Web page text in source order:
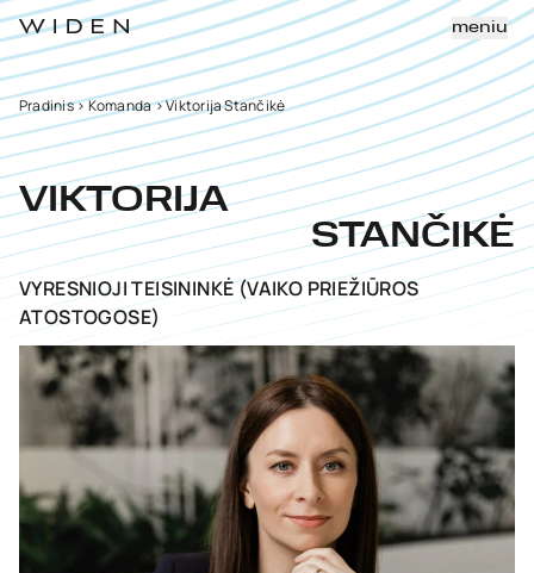
meniu
Pradinis>Komanda>Viktorija Stančikė
VIKTORIJA
STANČIKĖ
VYRESNIOJI TEISININKĖ (VAIKO PRIEŽIŪROS
ATOSTOGOSE)